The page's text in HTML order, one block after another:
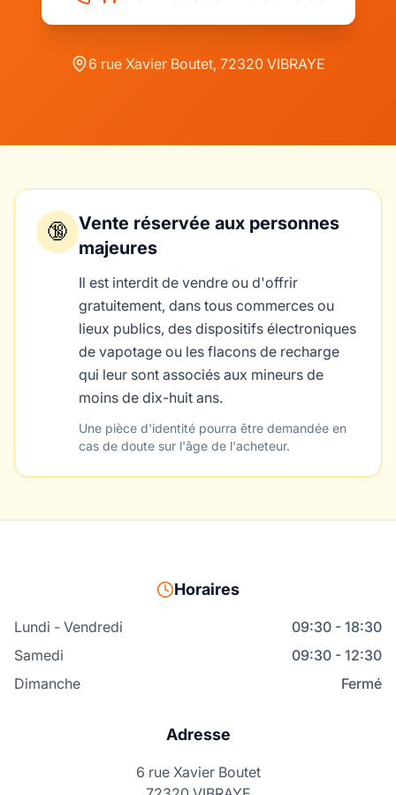
6 rue Xavier Boutet, 72320 VIBRAYE
🔞 Vente réservée aux personnes
majeures
Il est interdit de vendre ou d'offrir
gratuitement, dans tous commerces ou
lieux publics, des dispositifs électroniques
de vapotage ou les flacons de recharge
qui leur sont associés aux mineurs de
moins de dix-huit ans.
Une pièce d'identité pourra être demandée en
cas de doute sur l'âge de l'acheteur.
Horaires
Lundi - Vendredi
09:30 - 18:30
Samedi
09:30 - 12:30
Dimanche
Fermé
Adresse
6 rue Xavier Boutet